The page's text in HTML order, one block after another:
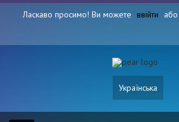
Ласкаво просимо! Ви можете ввійти або
Українська